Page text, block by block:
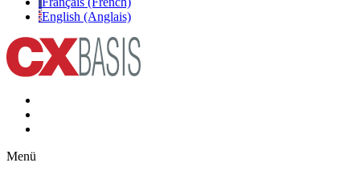
English (Anglais)
Menü